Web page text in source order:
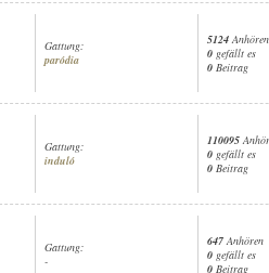
Gattung:
paródia
5124 Anhören
0 gefällt es
0 Beitrag
Gattung:
induló
110095
0 gefällt es
0 Beitrag
Gattung:
-
647 Anhören
0 gefällt es
0 Beitrag